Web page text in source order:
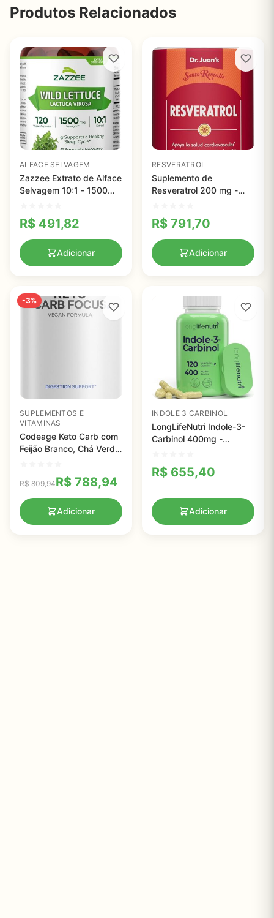
Produtos Relacionados
ALFACE SELVAGEM
Zazzee Extrato de Alface
Selvagem 10:1 - 1500
R$ 491,82
Adicionar
RESVERATROL
Suplemento de
Resveratrol 200 mg -
Cápsulas Vegetais
R$ 791,70
Adicionar
-3%
SUPLEMENTOS E
VITAMINAS
Codeage Keto Carb com
Feijão Branco, Chá Verde
R$809,94R$ 788,94
Adicionar
INDOLE 3 CARBINOL
LongLifeNutri Indole-3-
Carbinol 400mg -
Saúde Celular
R$ 655,40
Adicionar